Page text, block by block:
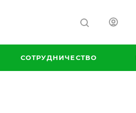
СОТРУДНИЧЕСТВО